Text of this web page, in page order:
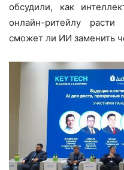
обсудили, как
онлайн-ритейлу
сможет ли ИИ заменить